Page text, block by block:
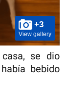
+3
View gallery
se dio
bebido